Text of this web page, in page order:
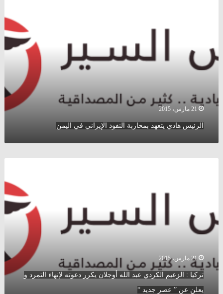
الإيراني
في
اليمن
21 مارس، 2015
الرئيس هادي يتعهد بمحاربة النفوذ الإيراني في اليمن
الله
أوجلان
يكرر
لإنهاء
التمرد
21 مارس، 2015
تركيا : الزعيم الكردي عبد الله أوجلان يكرر دعوته لإنهاء التمرد و
يعلن عن ” عصر جديد “